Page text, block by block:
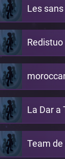
Les
0 Redistuo
1
0 La Dar a
0 Team